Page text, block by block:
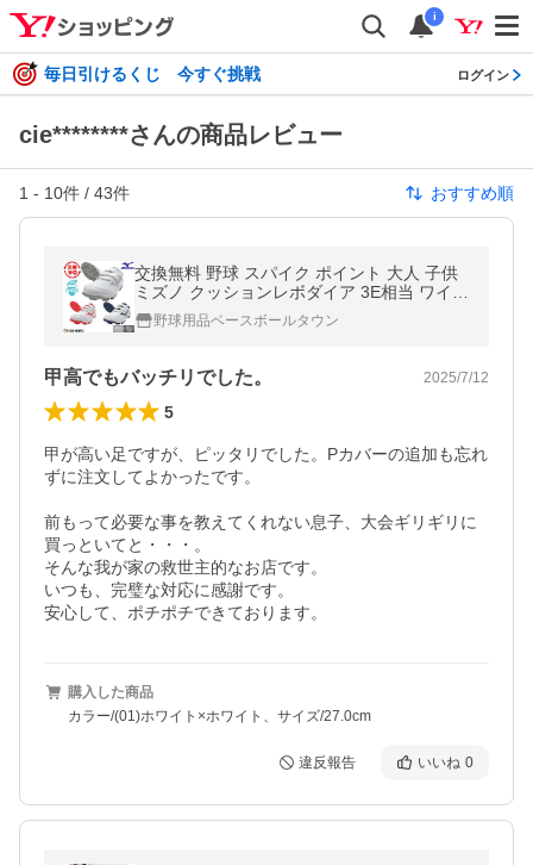
i
毎日引けるくじ 今すぐ挑戦 ログイン
cie********さんの商品レビュー
1 - 10件 / 43件 おすすめ順
交換無料 野球 スパイク ポイント 大人 子供
ミズノ クッションレボダイア 3E相当 ワイド
マジックテープ 11GP2526 Pカバー(P革)加
工可野球用品ベースボールタウン
甲高でもバッチリでした。 2025/7/12
5
甲が高い足ですが、ピッタリでした。Pカバーの追加も忘れ
ずに注文してよかったです。
前もって必要な事を教えてくれない息子、大会ギリギリに
買っといてと・・・。
そんな我が家の救世主的なお店です。
いつも、完璧な対応に感謝です。
安心して、ポチポチできております。
購入した商品
カラー/(01)ホワイト×ホワイト、サイズ/27.0cm
違反報告 いいね 0